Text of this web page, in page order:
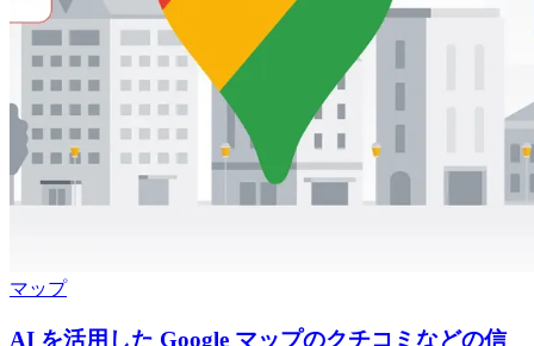
マップ
AI を活用した Google マップのクチコミなどの信